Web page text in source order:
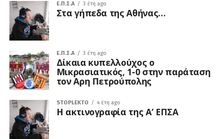
Ε.Π.Σ.Α 3 έτη ago
Στα γήπεδα της Αθήνας…
Ε.Π.Σ.Α 3 έτη ago
Δίκαια κυπελλούχος ο
Μικρασιατικός, 1-0 στην παράταση
τον Αρη Πετρούπολης
STOPLEKTO 4 έτη ago
Η ακτινογραφία της Α’ ΕΠΣΑ